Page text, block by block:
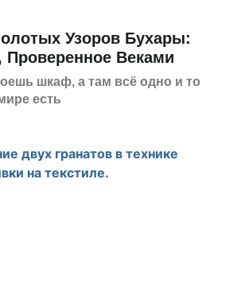
Узоров Бухары:
Проверенное Веками
шкаф, а там всё одно и то
есть